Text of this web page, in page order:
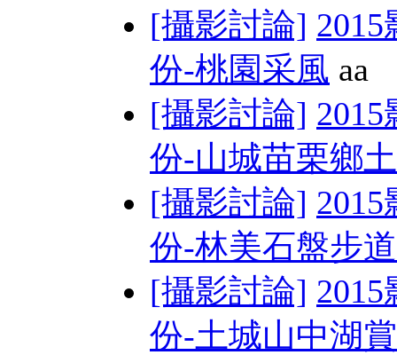
[攝影討論]
份-桃園采風 aa
[攝影討論]
份-山城苗栗鄉
[攝影討論]
份-林美石盤步
[攝影討論]
份-土城山中湖